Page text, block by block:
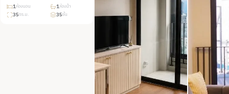
1ห้องนอน 1ห้องน้ำ
35ตร.ม. 35ชั้น